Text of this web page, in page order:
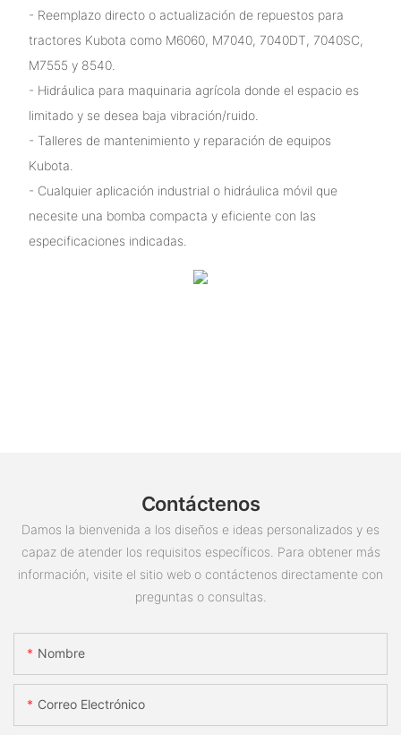
- Reemplazo directo o actualización de repuestos para
tractores Kubota como M6060, M7040, 7040DT, 7040SC,
M7555 y 8540.
- Hidráulica para maquinaria agrícola donde el espacio es
limitado y se desea baja vibración/ruido.
- Talleres de mantenimiento y reparación de equipos
Kubota.
- Cualquier aplicación industrial o hidráulica móvil que
necesite una bomba compacta y eficiente con las
especificaciones indicadas.
Contáctenos
Damos la bienvenida a los diseños e ideas personalizados y es
capaz de atender los requisitos específicos. Para obtener más
información, visite el sitio web o contáctenos directamente con
preguntas o consultas.
Nombre
Correo Electrónico